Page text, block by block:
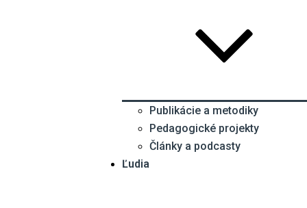
Publikácie a metodiky
Pedagogické projekty
Články a podcasty
Ľudia